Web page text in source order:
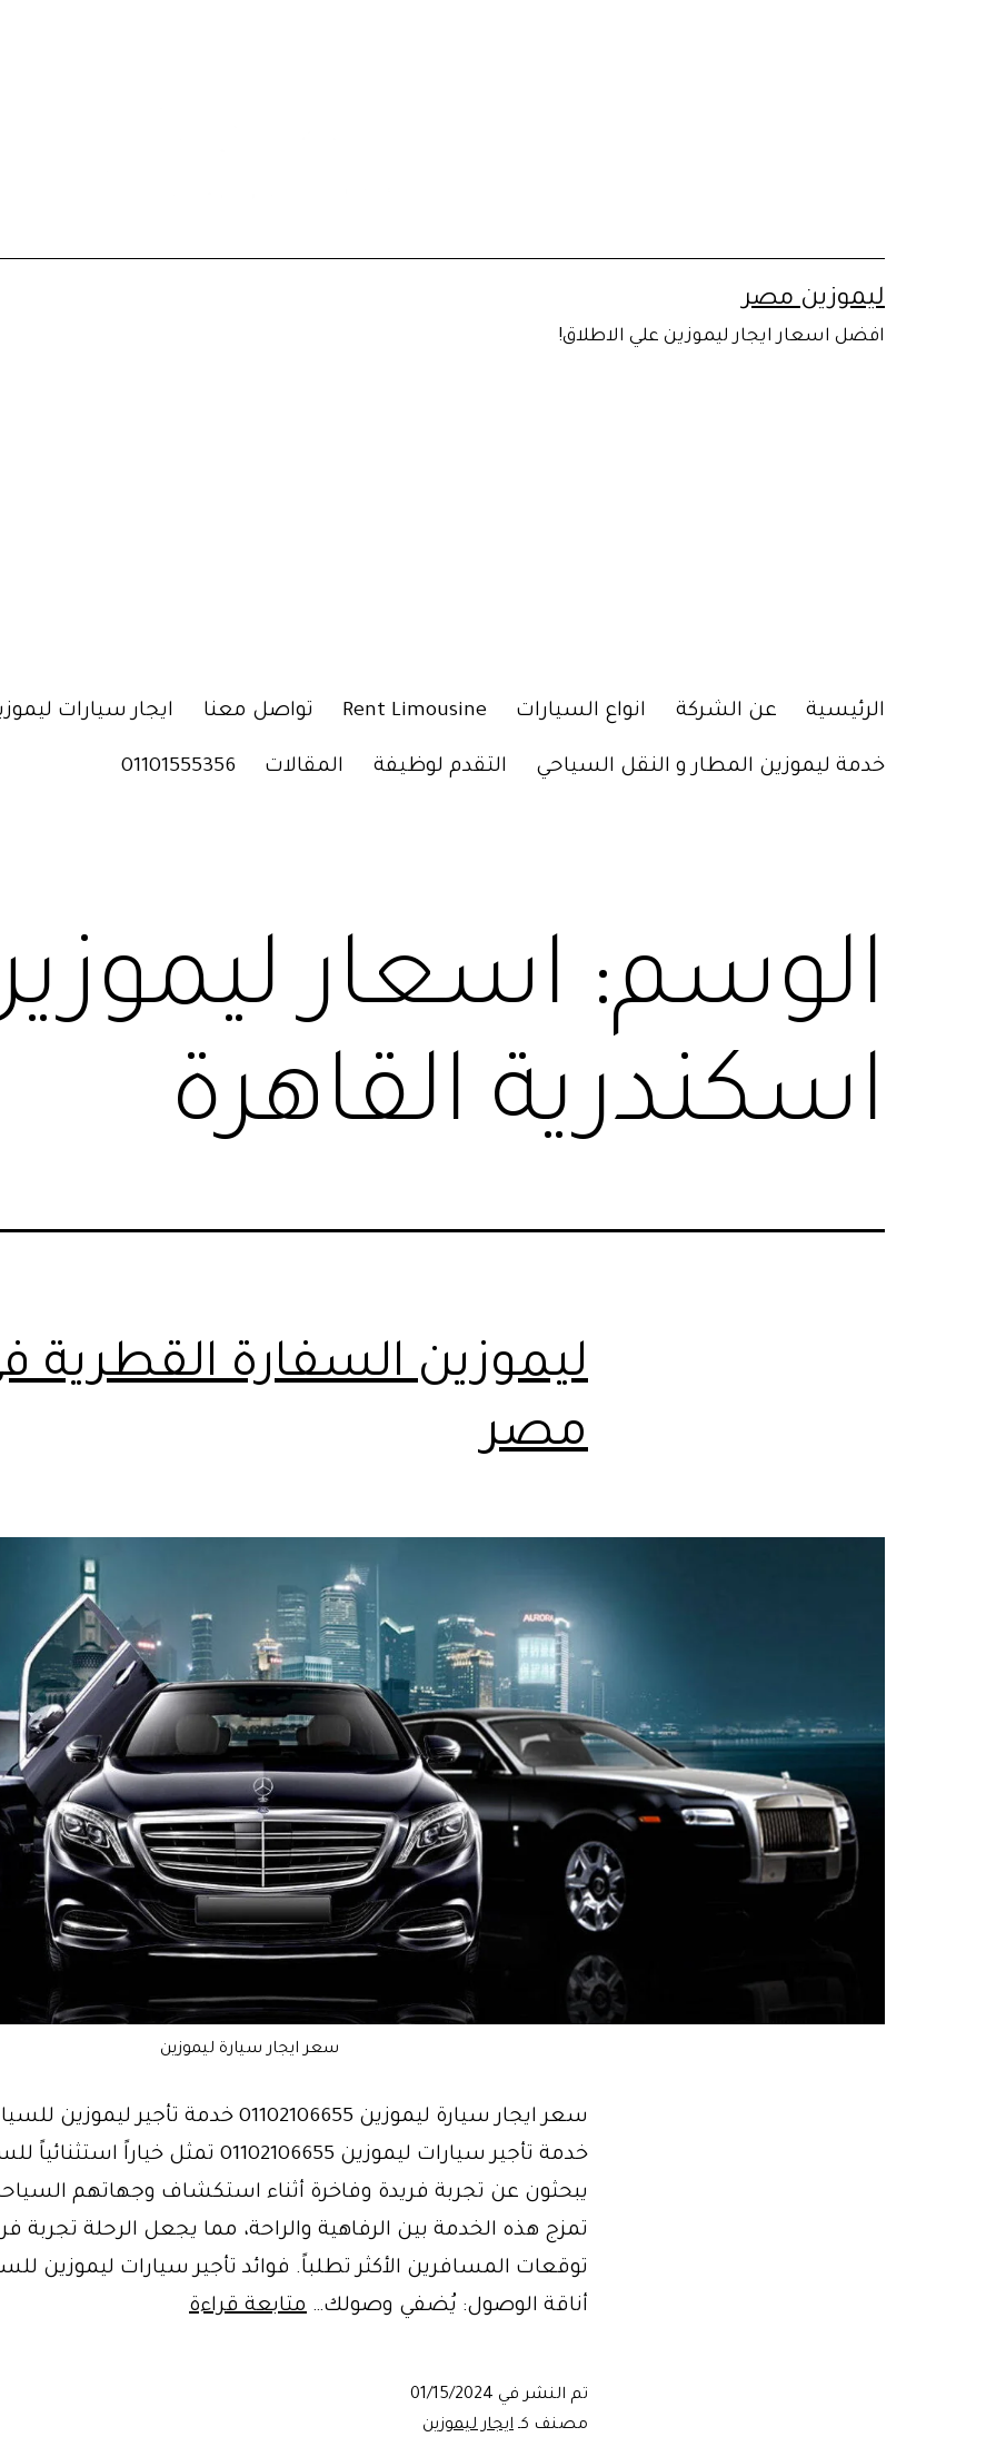
ليموزين مصر
افضل اسعار ايجار ليموزين علي الاطلاق!
الرئيسية عن الشركة انواع السيارات Rent Limousine تواصل معنا ايجار سيارات
خدمة ليموزين المطار و النقل السياحي التقدم لوظيفة المقالات 01101555356
الوسم: اسعار
اسكندرية القاهرة
ليموزين السفارة القطرية
مصر
سعر ايجار سيارة ليموزين
سعر ايجار سيارة ليموزين 01102106655 خدمة تأجير
خدمة تأجير سيارات ليموزين 01102106655 تمثل خياراً
يبحثون عن تجربة فريدة وفاخرة أثناء استكشاف وجهاتهم
تمزج هذه الخدمة بين الرفاهية والراحة، مما يجعل الرحلة تجربة
توقعات المسافرين الأكثر تطلباً. فوائد تأجير سيارات ليموزين
أناقة الوصول: يُضفي وصولك… متابعة قراءة
تم النشر في 01/15/2024
مصنف كـ ايجار ليموزين